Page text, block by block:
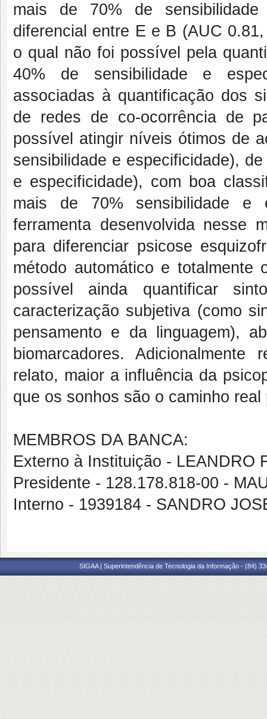
mais de 70% de sensibilidade
diferencial entre E e B (AUC
o qual não foi possível pela
40% de sensibilidade e
associadas à quantificação dos
de redes de co-ocorrência de
possível atingir níveis ótimos de
sensibilidade e especificidade),
e especificidade), com boa
mais de 70% sensibilidade e
ferramenta desenvolvida nesse
para diferenciar psicose
método automático e totalmente
possível ainda quantificar
caracterização subjetiva (como
pensamento e da linguagem),
biomarcadores.
relato, maior a influência da
que os sonhos são o caminho
MEMBROS DA BANCA:
Externo à Instituição - LEANDRO
Presidente - 128.178.818-00 -
Interno - 1939184 - SANDRO
SIGAA | Superintendência de Tecnologia da Informação - (84)